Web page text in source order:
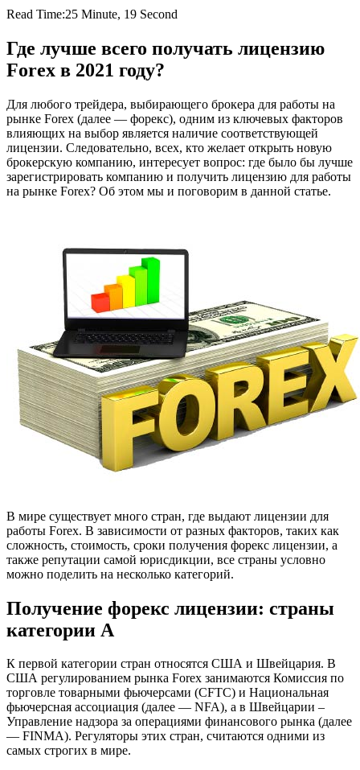
Read Time:25 Minute, 19 Second
Где лучше всего получать лицензию
Forex в 2021 году?
Для любого трейдера, выбирающего брокера для работы на
рынке Forex (далее — форекс), одним из ключевых факторов
влияющих на выбор является наличие соответствующей
лицензии. Следовательно, всех, кто желает открыть новую
брокерскую компанию, интересует вопрос: где было бы лучше
зарегистрировать компанию и получить лицензию для работы
на рынке Forex? Об этом мы и поговорим в данной статье.
В мире существует много стран, где выдают лицензии для
работы Forex. В зависимости от разных факторов, таких как
сложность, стоимость, сроки получения форекс лицензии, а
также репутации самой юрисдикции, все страны условно
можно поделить на несколько категорий.
Получение форекс лицензии: страны
категории А
К первой категории стран относятся США и Швейцария. В
США регулированием рынка Forex занимаются Комиссия по
торговле товарными фьючерсами (CFTC) и Национальная
фьючерсная ассоциация (далее — NFA), а в Швейцарии –
Управление надзора за операциями финансового рынка (далее
— FINMA). Регуляторы этих стран, считаются одними из
самых строгих в мире.